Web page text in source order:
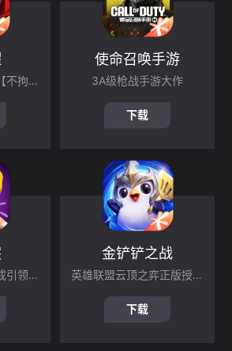
王者荣耀全新赛季【不拘命格】现已上线！孙悟空命格【心魔六耳】登场 ，命，不拘一格
使命召唤手游
3A级枪战手游大作
下载
超火爆休闲策略养成引领手游
金铲铲之战
英雄联盟云顶之弈正版授权手游
下载